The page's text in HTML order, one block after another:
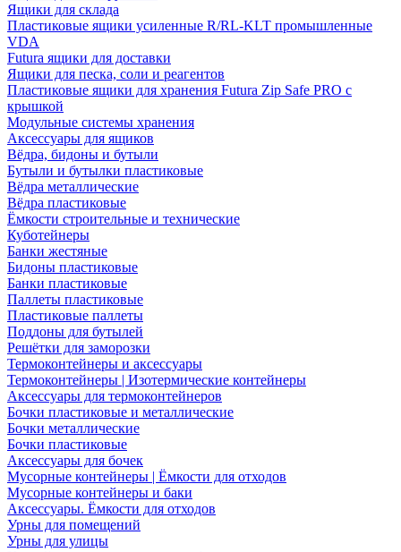
Ящики для склада
Пластиковые ящики усиленные R/RL-KLT промышленные
VDA
Futura ящики для доставки
Ящики для песка, соли и реагентов
Пластиковые ящики для хранения Futura Zip Safe PRO с
крышкой
Модульные системы хранения
Аксессуары для ящиков
Вёдра, бидоны и бутыли
Бутыли и бутылки пластиковые
Вёдра металлические
Вёдра пластиковые
Ёмкости строительные и технические
Куботейнеры
Банки жестяные
Бидоны пластиковые
Банки пластиковые
Паллеты пластиковые
Пластиковые паллеты
Поддоны для бутылей
Решётки для заморозки
Термоконтейнеры и аксессуары
Термоконтейнеры | Изотермические контейнеры
Аксессуары для термоконтейнеров
Бочки пластиковые и металлические
Бочки металлические
Бочки пластиковые
Аксессуары для бочек
Мусорные контейнеры | Ёмкости для отходов
Мусорные контейнеры и баки
Аксессуары. Ёмкости для отходов
Урны для помещений
Урны для улицы